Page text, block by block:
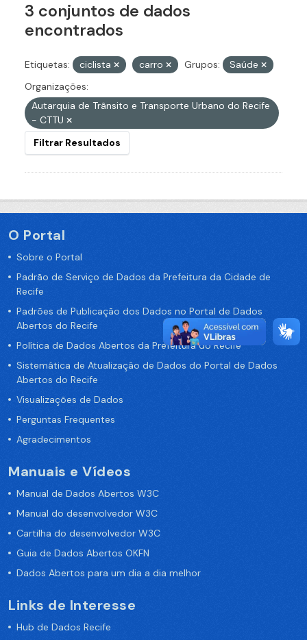
3 conjuntos de dados
encontrados
Etiquetas: ciclista carro Grupos:
Saúde
Organizações:
Autarquia de Trânsito e Transporte Urbano do Recife
- CTTU
Filtrar Resultados
O Portal
Sobre o Portal
Padrão de Serviço de Dados da Prefeitura da Cidade de
Recife
Padrões de Publicação dos Dados no Portal de Dados
Abertos do Recife
Política de Dados Abertos da Prefeitura do Recife
Sistemática de Atualização de Dados do Portal de Dados
Abertos do Recife
Visualizações de Dados
Perguntas Frequentes
Agradecimentos
Manuais e Vídeos
Manual de Dados Abertos W3C
Manual do desenvolvedor W3C
Cartilha do desenvolvedor W3C
Guia de Dados Abertos OKFN
Dados Abertos para um dia a dia melhor
Links de Interesse
Hub de Dados Recife